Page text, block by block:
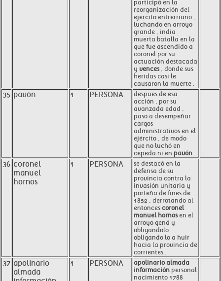
participó en la
reorganización del
ejército entrerriano ,
luchando en arroyo
grande , india
muerta batalla en la
que fue ascendido a
coronel por su
actuación destacada
y vences, donde sus
heridas casi le
causaron la muerte .
35 pavón 1 PERSONA
después de esa
acción , por su
avanzada edad ,
pasó a desempeñar
cargos
administrativos en el
ejército , de modo
que no luchó en
cepeda ni en pavón .
36 coronel
manuel
hornos
1 PERSONA
se destacó en la
defensa de su
provincia contra la
invasión unitaria y
porteña de fines de
1852 , derrotando al
entonces coronel
manuel hornosen el
arroyo gená y
obligándolo
obligando lo a huir
hacia la provincia de
corrientes .
37 apolinario
almada
1 PERSONA
apolinario almada
información personal
nacimiento 1788